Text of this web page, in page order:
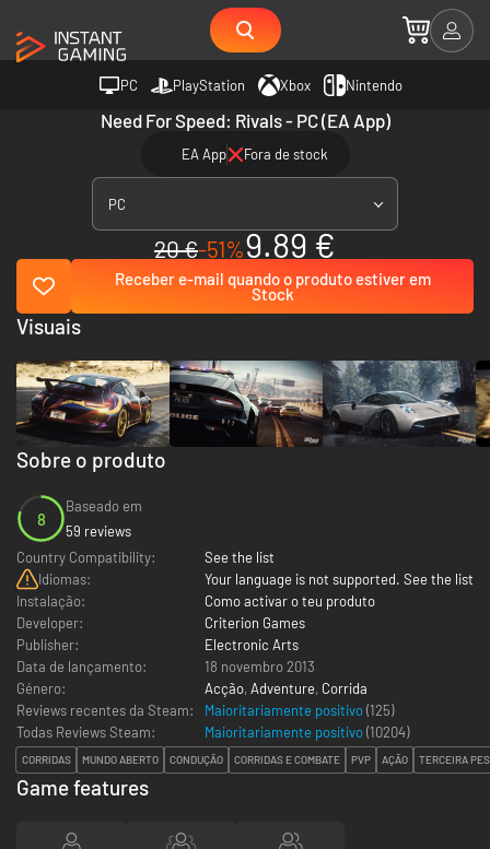
PC PlayStation Xbox Nintendo
Need For Speed: Rivals - PC (EA App)
EA App Fora de stock
PC
20 €-51%9.89 €
Receber e-mail quando o produto estiver em
Stock
Sobre o produto
8
Baseado em
59 reviews
Country Compatibility:
See the list
Idiomas:
Your language is not supported. See the list
Instalação:
Como activar o teu produto
Developer:
Criterion Games
Publisher:
Electronic Arts
Data de lançamento:
18 novembro 2013
Género:
Acção, Adventure, Corrida
Reviews recentes da Steam:
Maioritariamente positivo(125)
Todas Reviews Steam:
Maioritariamente positivo(10204)
CORRIDAS MUNDO ABERTO CONDUÇÃO CORRIDAS E COMBATE PVP AÇÃO TERCEIRA
Visuais
Game features